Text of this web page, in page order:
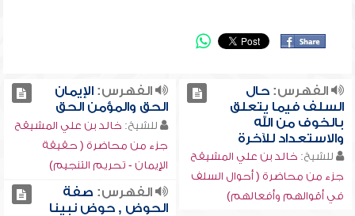
الفهرس:حال
السلف فيما يتعلق
بالخوف من الله
والاستعداد للآخرة
للشيخ: خالد بن علي المشيقح
جزء من محاضرة ( أحوال السلف
في أقوالهم وأفعالهم)
الفهرس:الإيمان
الحق والمؤمن الحق
للشيخ: خالد بن علي المشيقح
جزء من محاضرة ( حقيقة
الإيمان - تحريم التنجيم)
الفهرس: صفة
الحوض , حوض نبينا